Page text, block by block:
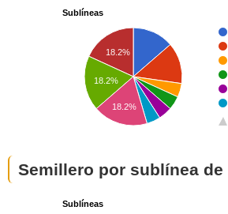
Sublíneas
18.2%
18.2%
18.2%
Semillero por sublínea
Sublíneas